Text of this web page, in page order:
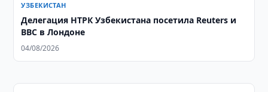
УЗБЕКИСТАН
Делегация НТРК Узбекистана посетила Reuters и
BBC в Лондоне
04/08/2026